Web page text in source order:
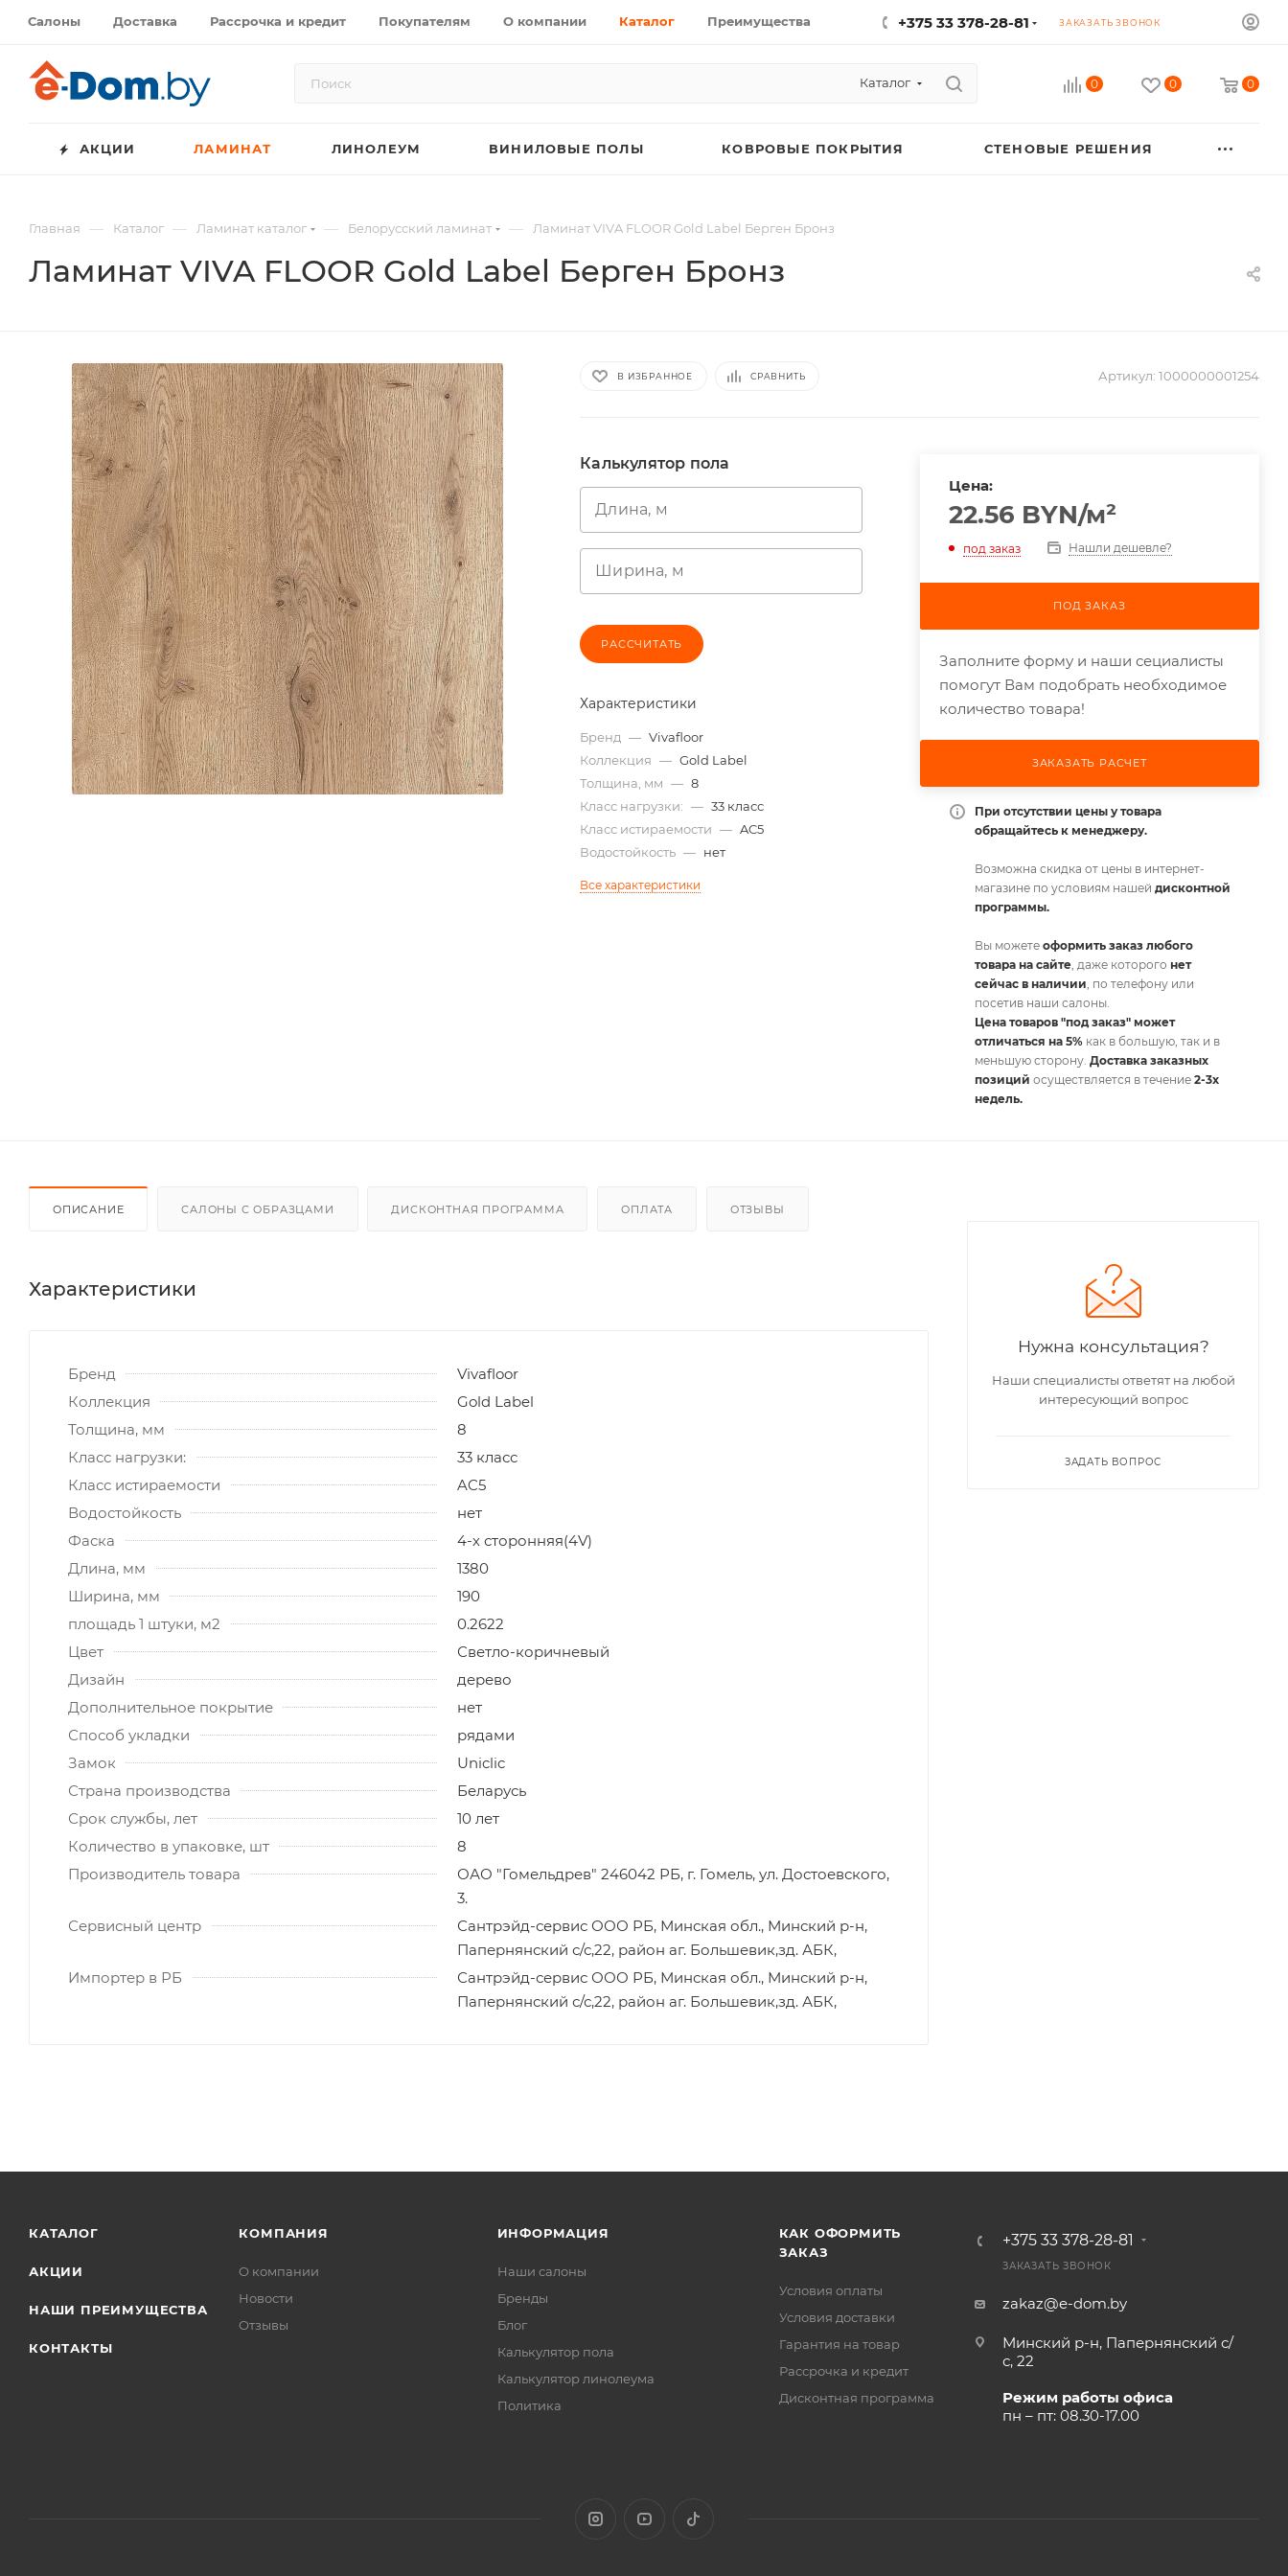
Салоны Доставка Рассрочка и кредит Покупателям О компании Каталог Преимущества +375 33 378-28-81 ЗАКАЗАТЬ ЗВОНОК
Каталог 0 0 0
АКЦИИ ЛАМИНАТ ЛИНОЛЕУМ ВИНИЛОВЫЕ ПОЛЫ КОВРОВЫЕ ПОКРЫТИЯ СТЕНОВЫЕ РЕШЕНИЯ
Главная — Каталог — Ламинат каталог — Белорусский ламинат — Ламинат VIVA FLOOR Gold Label Берген Бронз
Ламинат VIVA FLOOR Gold Label Берген Бронз
В ИЗБРАННОЕ СРАВНИТЬ Артикул: 1000000001254
Калькулятор пола
Длина, м
Ширина, м
РАССЧИТАТЬ
Характеристики
Бренд — Vivafloor
Коллекция — Gold Label
Толщина, мм — 8
Класс нагрузки: — 33 класс
Класс истираемости — AC5
Водостойкость — нет
Все характеристики
Цена:
22.56 BYN/м²
под заказ Нашли дешевле?
ПОД ЗАКАЗ
Заполните форму и наши сециалисты
помогут Вам подобрать необходимое
количество товара!
ЗАКАЗАТЬ РАСЧЕТ
При отсутствии цены у товара
обращайтесь к менеджеру.
Возможна скидка от цены в интернет-
магазине по условиям нашей дисконтной
программы.
Вы можете оформить заказ любого
товара на сайте, даже которого нет
сейчас в наличии, по телефону или
посетив наши салоны.
Цена товаров "под заказ" может
отличаться на 5%как в большую, так и в
меньшую сторону. Доставка заказных
позиций осуществляется в течение 2-3х
недель.
ОПИСАНИЕ САЛОНЫ С ОБРАЗЦАМИ ДИСКОНТНАЯ ПРОГРАММА ОПЛАТА ОТЗЫВЫ
Характеристики
Бренд
Vivafloor
Коллекция
Gold Label
Толщина, мм
8
Класс нагрузки:
33 класс
Класс истираемости
AC5
Водостойкость
нет
Фаска
4-х сторонняя(4V)
Длина, мм
1380
Ширина, мм
190
площадь 1 штуки, м2
0.2622
Цвет
Светло-коричневый
Дизайн
дерево
Дополнительное покрытие
нет
Способ укладки
рядами
Замок
Uniclic
Страна производства
Беларусь
Срок службы, лет
10 лет
Количество в упаковке, шт
8
Производитель товара
ОАО "Гомельдрев" 246042 РБ, г. Гомель, ул. Достоевского,
3.
Сервисный центр
Сантрэйд-сервис ООО РБ, Минская обл., Минский р-н,
Папернянский с/с,22, район аг. Большевик,зд. АБК,
Импортер в РБ
Сантрэйд-сервис ООО РБ, Минская обл., Минский р-н,
Папернянский с/с,22, район аг. Большевик,зд. АБК,
Нужна консультация?
Наши специалисты ответят на любой
интересующий вопрос
ЗАДАТЬ ВОПРОС
КАТАЛОГ
АКЦИИ
НАШИ ПРЕИМУЩЕСТВА
КОНТАКТЫ
КОМПАНИЯ
О компании
Новости
Отзывы
ИНФОРМАЦИЯ
Наши салоны
Бренды
Блог
Калькулятор пола
Калькулятор линолеума
Политика
КАК ОФОРМИТЬ
ЗАКАЗ
Условия оплаты
Условия доставки
Гарантия на товар
Рассрочка и кредит
Дисконтная программа
+375 33 378-28-81
ЗАКАЗАТЬ ЗВОНОК
zakaz@e-dom.by
Минский р-н, Папернянский с/
с, 22
Режим работы офиса
пн – пт: 08.30-17.00